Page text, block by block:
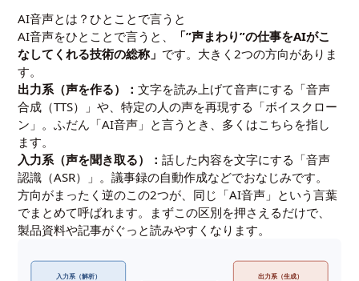
AI音声とは？ひとことで言うと
AI音声をひとことで言うと、
「”声まわり”の仕事をAIがこ
なしてくれる技術の総称」 です。大きく2つの方向がありま
す。
出力系（声を作る）：文字を読み上げて音声にする「音声
合成（TTS）」や、特定の人の声を再現する「ボイスクロー
ン」。ふだん「AI音声」と言うとき、多くはこちらを指し
ます。
入力系（声を聞き取る）：話した内容を文字にする「音声
認識（ASR）」。議事録の自動作成などでおなじみです。
方向がまったく逆のこの2つが、同じ「AI音声」という言葉
でまとめて呼ばれます。まずこの区別を押さえるだけで、
製品資料や記事がぐっと読みやすくなります。
入力系（解析） 出力系（生成）